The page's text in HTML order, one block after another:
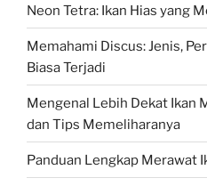
Neon Tetra: Ikan Hias yang
Memahami Discus: Jenis,
Biasa Terjadi
Mengenal Lebih Dekat Ikan
dan Tips Memeliharanya
Panduan Lengkap Merawat